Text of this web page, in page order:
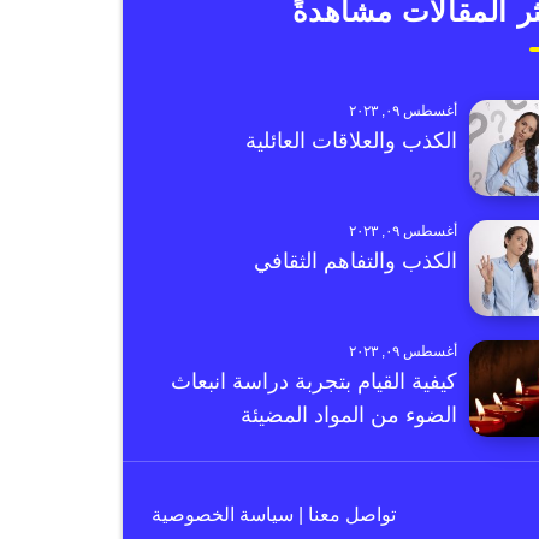
المقالات مشاهدةً
أغسطس ٠٩, ٢٠٢٣
الكذب والعلاقات العائلية
أغسطس ٠٩, ٢٠٢٣
الكذب والتفاهم الثقافي
أغسطس ٠٩, ٢٠٢٣
كيفية القيام بتجربة دراسة انبعاث
الضوء من المواد المضيئة
تواصل معنا سياسة الخصوصية